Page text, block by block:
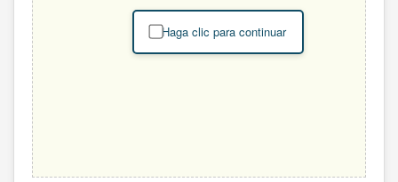
Haga clic para continuar